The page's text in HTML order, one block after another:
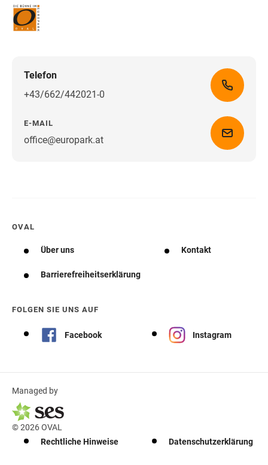
Telefon
+43/662/442021-0
E-MAIL
office@europark.atWegbeschreibung erhalten
OVAL
Über uns Kontakt
Barrierefreiheitserklärung
FOLGEN SIE UNS AUF
Facebook Instagram
Managed by
© 2026 OVAL
Rechtliche Hinweise
Datenschutzerklärung